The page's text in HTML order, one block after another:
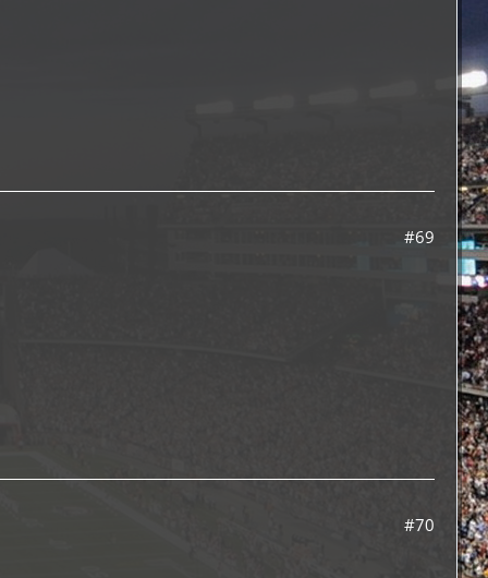
#69
#70